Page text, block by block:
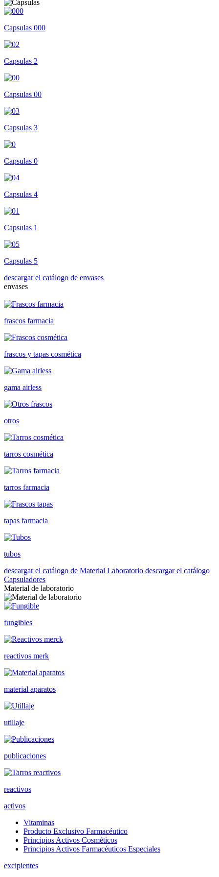
Capsulas 000
Capsulas 2
Capsulas 00
Capsulas 3
Capsulas 0
Capsulas 4
Capsulas 1
Capsulas 5
descargar el catálogo de envases
envases
frascos farmacia
frascos y tapas cosmética
gama airless
otros
tarros cosmética
tarros farmacia
tapas farmacia
tubos
descargar el catálogo de Material Laboratorio descargar el catálogo
Capsuladores
Material de laboratorio
fungibles
reactivos merk
material aparatos
utillaje
publicaciones
reactivos
activos
Vitaminas
Producto Exclusivo Farmacéutico
Principios Activos Cosméticos
Principios Activos Farmacéuticos Especiales
excipientes